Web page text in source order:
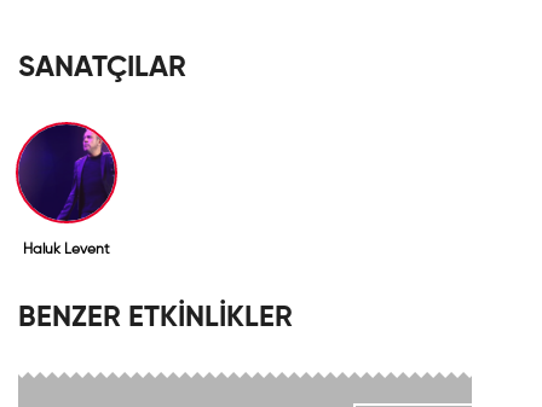
SANATÇILAR
Haluk Levent
BENZER ETKİNLİKLER